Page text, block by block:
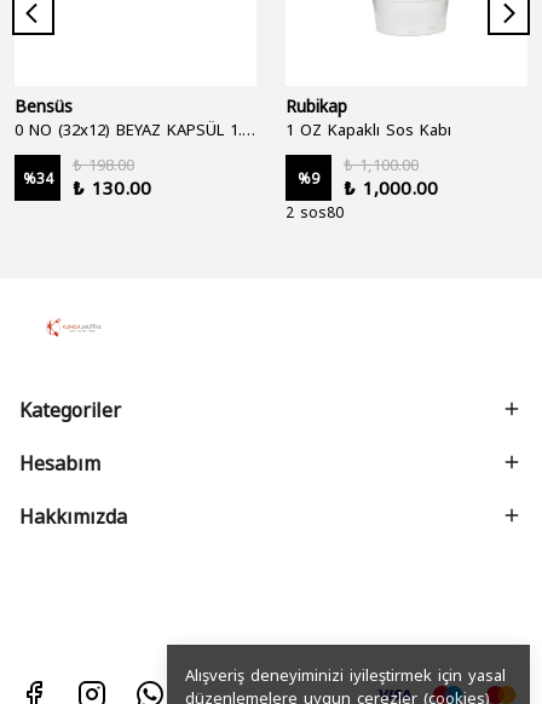
Alışveriş deneyiminizi iyileştirmek için yasal
düzenlemelere uygun çerezler (cookies)
Bensüs
%34
₺ 198.00
₺ 130.00
Rubikap
1 OZ Kapaklı Sos Kabı
%9
₺ 1,100.00
₺ 1,000.00
2 sos80
Kategoriler
Hesabım
Hakkımızda